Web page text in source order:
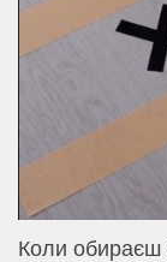
Коли